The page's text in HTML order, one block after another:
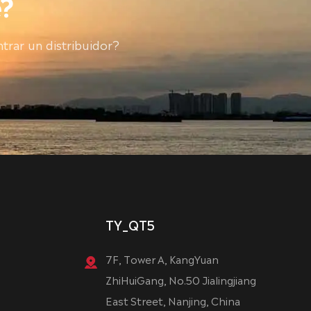
un distribuidor?
TY_QT5
7F, Tower A, KangYuan
ZhiHuiGang, No.50 Jialingjiang
East Street, Nanjing, China